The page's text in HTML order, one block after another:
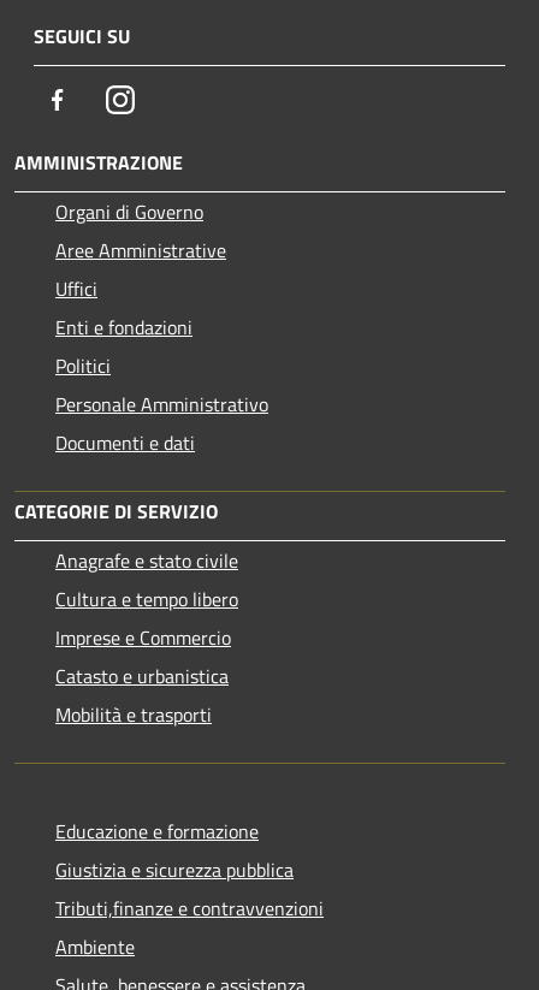
SEGUICI SU
FacebookInstagram
AMMINISTRAZIONE
Organi di Governo
Aree Amministrative
Uffici
Enti e fondazioni
Politici
Personale Amministrativo
Documenti e dati
CATEGORIE DI SERVIZIO
Anagrafe e stato civile
Cultura e tempo libero
Imprese e Commercio
Catasto e urbanistica
Mobilità e trasporti
Educazione e formazione
Giustizia e sicurezza pubblica
Tributi,finanze e contravvenzioni
Ambiente